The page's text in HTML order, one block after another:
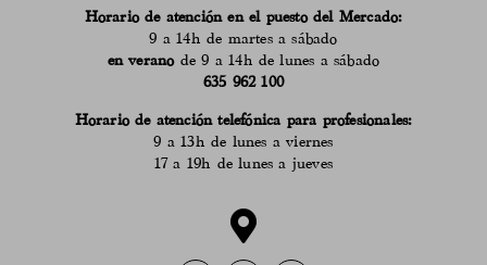
Horario de atención en el puesto del Mercado:
9 a 14h de martes a sábado
en veranode 9 a 14h de lunes a sábado
635 962 100
Horario de atención telefónica para profesionales:
9 a 13h de lunes a viernes
17 a 19h de lunes a jueves